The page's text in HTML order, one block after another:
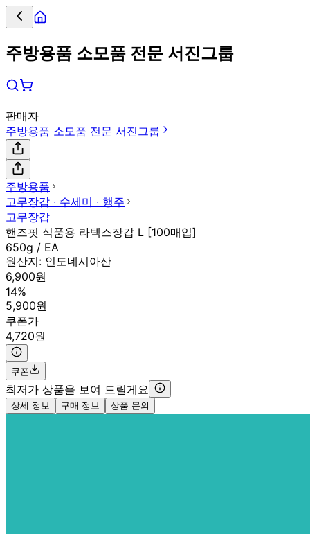
주방용품 소모품 전문 서진그룹
판매자
주방용품 소모품 전문 서진그룹
주방용품
고무장갑 ∙ 수세미 ∙ 행주
고무장갑
핸즈핏 식품용 라텍스장갑 L [100매입]
650g / EA
원산지: 인도네시아산
6,900원
14%
5,900원
쿠폰가
4,720원
쿠폰
최저가 상품을 보여 드릴게요
상세 정보 구매 정보 상품 문의